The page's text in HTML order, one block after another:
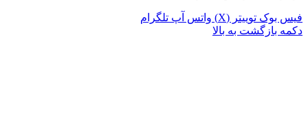
فیس بوک توییتر (X) واتس آپ تلگرام
دکمه بازگشت به بالا